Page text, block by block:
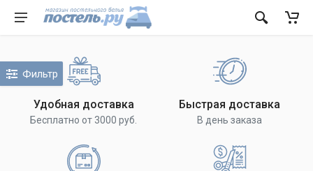
Удобная доставка
Бесплатно от 3000 руб.
Быстрая доставка
В день заказа
Фильтр